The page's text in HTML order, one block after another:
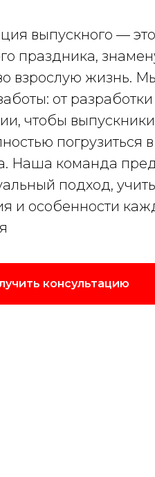
выпускного —
праздника,
взрослую жизнь.
от
чтобы
погрузиться
Наша команда
подход,
и особенности
консультацию